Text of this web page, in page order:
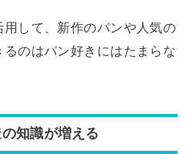
して、新作のパンや人気の
のはパン好きにはたまらな
知識が増える